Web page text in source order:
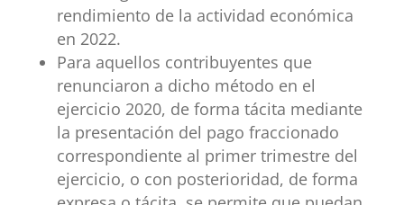
rendimiento de la actividad económica
en 2022.
Para aquellos contribuyentes que
renunciaron a dicho método en el
ejercicio 2020, de forma tácita mediante
la presentación del pago fraccionado
correspondiente al primer trimestre del
ejercicio, o con posterioridad, de forma